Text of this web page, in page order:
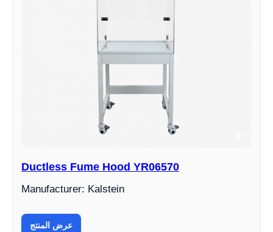
Ductless Fume Hood YR06570
Manufacturer: Kalstein
عرض المنتج